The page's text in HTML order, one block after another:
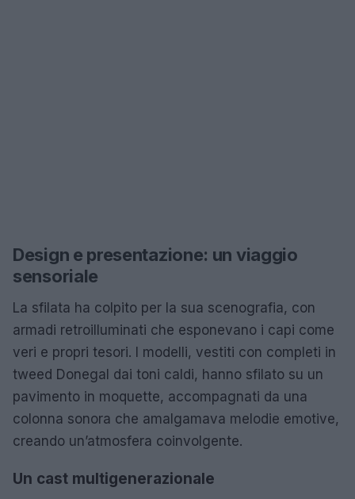
Design e presentazione: un viaggio
sensoriale
La sfilata ha colpito per la sua scenografia, con
armadi retroilluminati che esponevano i capi come
veri e propri tesori. I modelli, vestiti con completi in
tweed Donegal dai toni caldi, hanno sfilato su un
pavimento in moquette, accompagnati da una
colonna sonora che amalgamava melodie emotive,
creando un’atmosfera coinvolgente.
Un cast multigenerazionale